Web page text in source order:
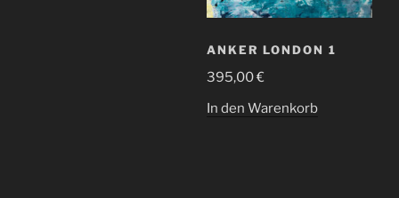
ANKER LONDON 1
395,00€
In den Warenkorb